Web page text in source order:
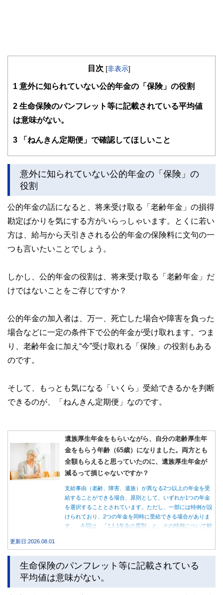
目次 [非表示]
1 意外に知られていない公的年金の「保険」の役割
2 生命保険のパンフレット等に記載されている平均値
は意味がない。
3 「ねんきん定期便」で確認してほしいこと
意外に知られていない公的年金の「保険」の
役割
公的年金の話になると、将来受け取る「老齢年金」の損得
勘定ばかりを気にする方がいらっしゃいます。とくに若い
方は、給与から天引きされる公的年金の保険料に文句の一
つも言いたいことでしょう。
しかし、公的年金の役割は、将来受け取る「老齢年金」だ
けではないことをご存じですか？
公的年金の加入者は、万一、死亡した場合や障害を負った
場合などに一定の条件下で公的年金が受け取れます。つま
り、老齢年金に加え“今”受け取れる「保険」の役割もある
のです。
そして、もっとも気になる「いくら」受給できるかを判断
できるのが、「ねんきん定期便」なのです。
遺族厚生年金をもらいながら、自分の老齢厚生年
金をもらう年齢（65歳）になりました。両方とも
全額もらえると思っていたのに、遺族厚生年金が
減るって損じゃないですか？
支給事由（老齢、障害、遺族）が異なる2つ以上の年金を受
給することができる場合、原則として、いずれか1つの年金
を選択することとされています。ただし、一部には特例が設
けられており、2つの年金を同時に受給できる場合がありま
す。 今回は、「1人1年金の原則」と、その特例について解
更新日:2026.08.01
生命保険のパンフレット等に記載されている
平均値は意味がない。